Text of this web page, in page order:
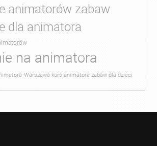
animatorów zabaw
dla animatora
na animatora
Warszawa kurs animatora zabaw dla dzieci